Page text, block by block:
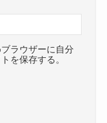
ラウザーに自分
を保存する。